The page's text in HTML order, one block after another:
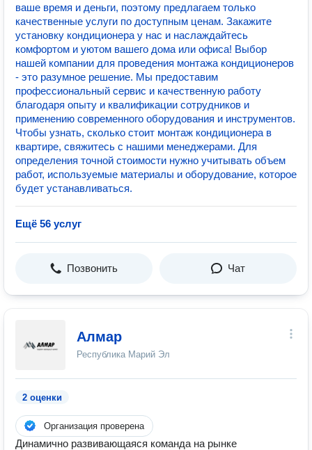
ваше время и деньги, поэтому предлагаем только
качественные услуги по доступным ценам. Закажите
установку кондиционера у нас и наслаждайтесь
комфортом и уютом вашего дома или офиса! Выбор
нашей компании для проведения монтажа кондиционеров
- это разумное решение. Мы предоставим
профессиональный сервис и качественную работу
благодаря опыту и квалификации сотрудников и
применению современного оборудования и инструментов.
Чтобы узнать, сколько стоит монтаж кондиционера в
квартире, свяжитесь с нашими менеджерами. Для
определения точной стоимости нужно учитывать объем
работ, используемые материалы и оборудование, которое
будет устанавливаться.
Ещё 56 услуг
Позвонить Чат
Алмар
Республика Марий Эл
2 оценки
Организация проверена
Динамично развивающаяся команда на рынке